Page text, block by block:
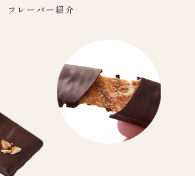
フレーバー紹介